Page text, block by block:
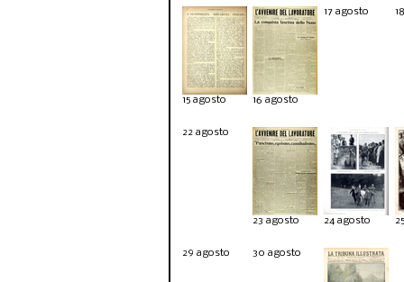
15 agosto 16 agosto
17 agosto
22 agosto
23 agosto 24 agosto
29 agosto 30 agosto